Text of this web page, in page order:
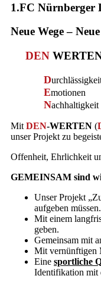
1.FC Nürnberger
Neue Wege –
DEN
D
Emotionen
Nachhaltigkeit
Mit DEN-WERTEN (
unser Projekt zu
Offenheit, Ehrlichkeit
GEMEINSAM sind
Unser Projekt
aufgeben müssen.
Mit einem
geben.
Gemeinsam mit
Mit vernünftigen
Eine sportliche
Identifikation mit